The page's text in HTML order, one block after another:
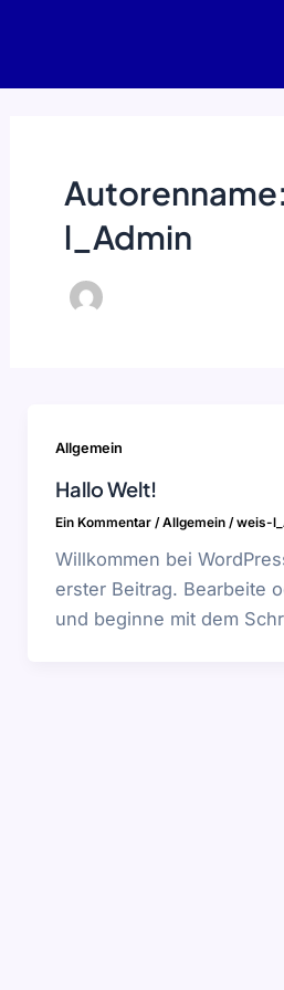
l_Admin
Allgemein
Hallo Welt!
Ein Kommentar /Allgemein/weis-
Willkommen bei
erster Beitrag. Bearbeite
und beginne mit dem